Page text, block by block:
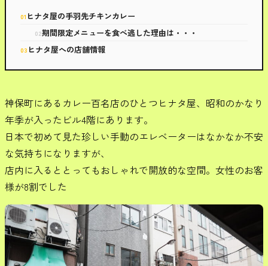
ヒナタ屋の手羽先チキンカレー
期間限定メニューを食べ逃した理由は・・・
ヒナタ屋への店舗情報
神保町にあるカレー百名店のひとつヒナタ屋、昭和のかなり
年季が入ったビル4階にあります。
日本で初めて見た珍しい手動のエレベーターはなかなか不安
な気持ちになりますが、
店内に入るととってもおしゃれで開放的な空間。女性のお客
様が8割でした